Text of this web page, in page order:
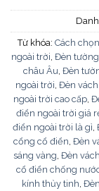
Từ khóa: Cách
ngoài trời Đèn
châu Âu Đèn
ngoài trời Đèn
ngoài trời cao cấp
điển ngoài trời giá
điển ngoài trời là gì
cổng cổ điển Đèn
sáng vàng Đèn
cổ điển chống
kính thủy tinh